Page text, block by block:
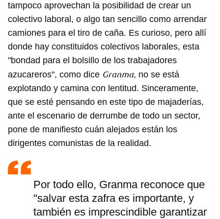
Guardar como favorito
Para poder guardar como favorito, primero has de
INICIAR SESIÓN CANCELAR
tampoco aprovechan la posibilidad de crear un
colectivo laboral, o algo tan sencillo como arrendar
camiones para el tiro de caña. Es curioso, pero allí
donde hay constituidos colectivos laborales, esta
"bondad para el bolsillo de los trabajadores
azucareros", como dice Granma, no se está
explotando y camina con lentitud. Sinceramente,
que se esté pensando en este tipo de majaderías,
ante el escenario de derrumbe de todo un sector,
pone de manifiesto cuán alejados están los
dirigentes comunistas de la realidad.
Por todo ello, Granma reconoce que
"salvar esta zafra es importante, y
también es imprescindible garantizar